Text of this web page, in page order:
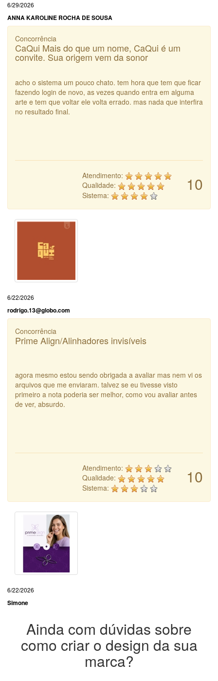
6/29/2026
ANNA KAROLINE ROCHA DE SOUSA
Concorrência
CaQui Mais do que um nome, CaQui é um
convite. Sua origem vem da sonor
acho o sistema um pouco chato. tem hora que tem que ficar
fazendo login de novo, as vezes quando entra em alguma
arte e tem que voltar ele volta errado. mas nada que interfira
no resultado final.
10
Atendimento:
Qualidade:
Sistema:
6/22/2026
rodrigo.13@globo.com
Concorrência
Prime Align/Alinhadores invisíveis
agora mesmo estou sendo obrigada a avaliar mas nem vi os
arquivos que me enviaram. talvez se eu tivesse visto
primeiro a nota poderia ser melhor, como vou avaliar antes
de ver, absurdo.
10
Atendimento:
Qualidade:
Sistema:
6/22/2026
Simone
Ainda com dúvidas sobre
como criar o design da sua
marca?